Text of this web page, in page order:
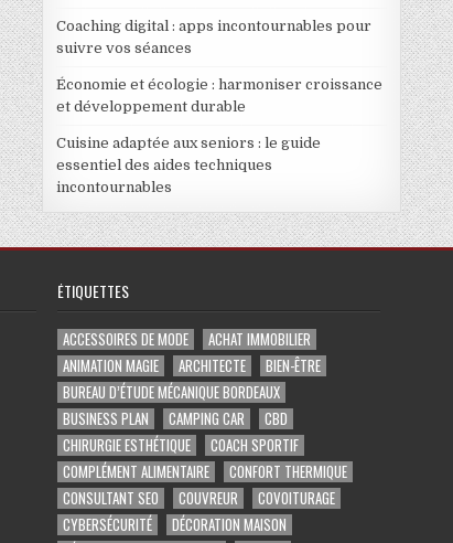
Coaching digital : apps incontournables pour
suivre vos séances
Économie et écologie : harmoniser croissance
et développement durable
Cuisine adaptée aux seniors : le guide
essentiel des aides techniques
incontournables
ÉTIQUETTES
ACCESSOIRES DE MODE
ACHAT IMMOBILIER
ANIMATION MAGIE
ARCHITECTE
BIEN-ÊTRE
BUREAU D’ÉTUDE MÉCANIQUE BORDEAUX
BUSINESS PLAN
CAMPING CAR
CBD
CHIRURGIE ESTHÉTIQUE
COACH SPORTIF
COMPLÉMENT ALIMENTAIRE
CONFORT THERMIQUE
CONSULTANT SEO
COUVREUR
COVOITURAGE
CYBERSÉCURITÉ
DÉCORATION MAISON